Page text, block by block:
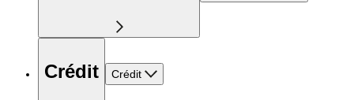
Crédit Crédit